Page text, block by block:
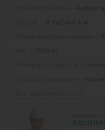
Rodlex
8.7х2.4х2.4 м
1500 кг
Все характеристики